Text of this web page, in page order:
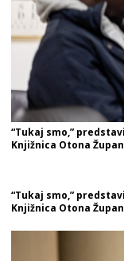
“Tukaj smo,”
Knjižnica Otona
“Tukaj smo,”
Knjižnica Otona